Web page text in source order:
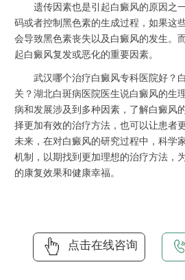
遗传因素也是引起白癜风的原因之
码或者控制黑色素的生成过程，如果这
会导致黑色素丧失以及白癜风的发生。
起白癜风复发或恶化的重要因素。
武汉哪个治疗白癜风专科医院好？
关？湖北白斑病医院医生说白癜风的生
病和发展涉及到多种因素，了解白癜风
择更加有效的治疗方法，也可以让患者
未来，在对白癜风的研究过程中，科学
机制，以期找到更加理想的治疗方法，
的康复效果和健康幸福。
点击在线咨询